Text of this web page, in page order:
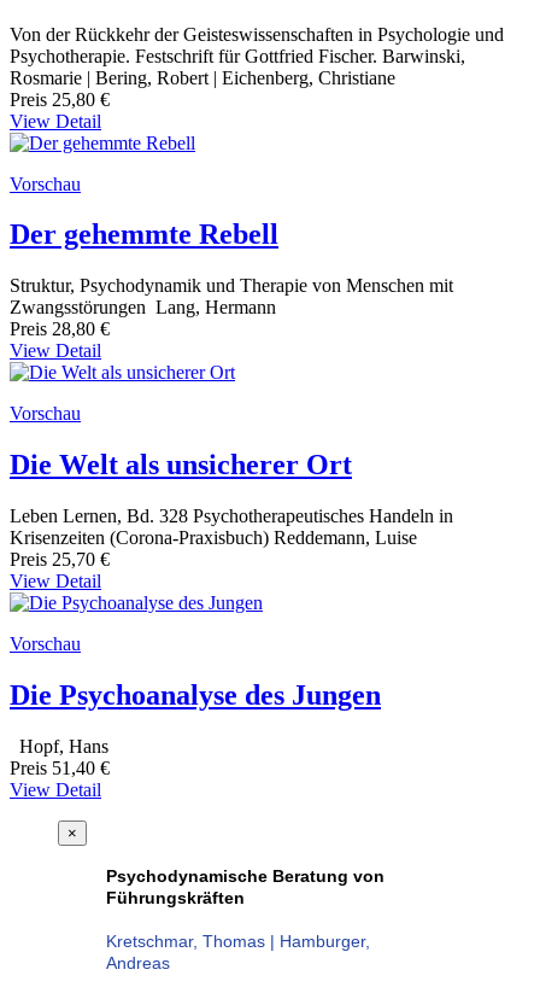
Von der Rückkehr der Geisteswissenschaften in Psychologie und
Psychotherapie. Festschrift für Gottfried Fischer. Barwinski,
Rosmarie | Bering, Robert | Eichenberg, Christiane
Preis 25,80 €
View Detail
Vorschau
Der gehemmte Rebell
Struktur, Psychodynamik und Therapie von Menschen mit
Zwangsstörungen Lang, Hermann
Preis 28,80 €
View Detail
Vorschau
Die Welt als unsicherer Ort
Leben Lernen, Bd. 328 Psychotherapeutisches Handeln in
Krisenzeiten (Corona-Praxisbuch) Reddemann, Luise
Preis 25,70 €
View Detail
Vorschau
Die Psychoanalyse des Jungen
Hopf, Hans
Preis 51,40 €
View Detail
×
Psychodynamische Beratung von
Führungskräften
Kretschmar, Thomas | Hamburger,
Andreas